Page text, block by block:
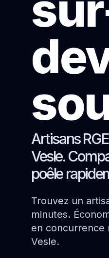
Artisans
Vesle.
poêle
Trouvez un
minutes.
en concurrence
Vesle.